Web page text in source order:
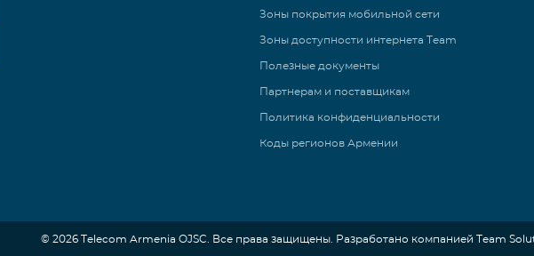
Зоны покрытия мобильной сети
Зоны доступности интернета Team
Полезные документы
Партнерам и поставщикам
Политика конфиденциальности
Коды регионов Армении
© 2026 Telecom Armenia OJSC. Все права защищены. Разработано компанией Team